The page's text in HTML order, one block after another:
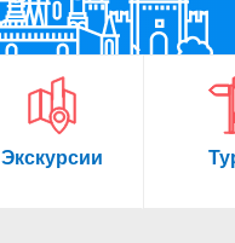
Экскурсии